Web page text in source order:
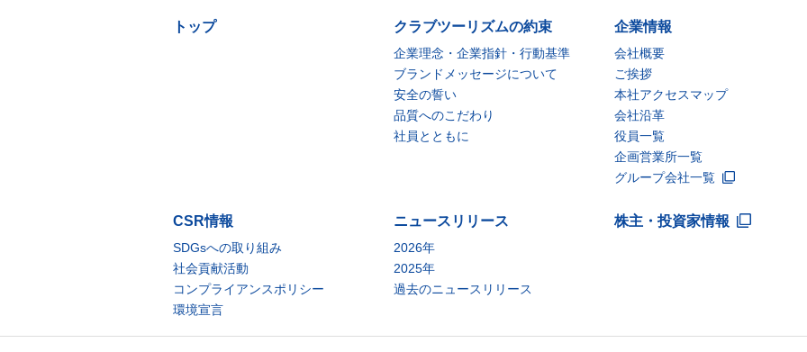
トップ クラブツーリズムの約束
企業理念・企業指針・行動基準
ブランドメッセージについて
安全の誓い
品質へのこだわり
社員とともに
企業情報
会社概要
ご挨拶
本社アクセスマップ
会社沿革
役員一覧
企画営業所一覧
グループ会社一覧
CSR情報
SDGsへの取り組み
社会貢献活動
コンプライアンスポリシー
環境宣言
ニュースリリース
2026年
2025年
過去のニュースリリース
株主・投資家情報